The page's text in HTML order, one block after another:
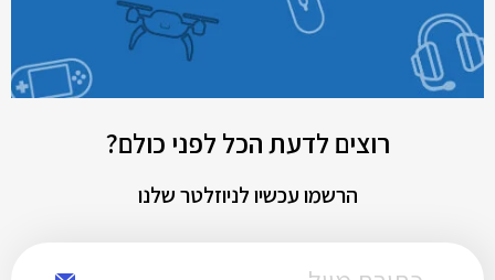
רוצים לדעת הכל לפני כולם?
הרשמו עכשיו לניוזלטר שלנו